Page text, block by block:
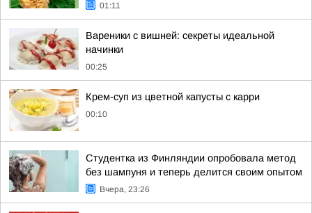
01:11
Вареники с вишней: секреты идеальной
начинки
00:25
Крем-суп из цветной капусты с карри
00:10
Студентка из Финляндии опробовала метод
без шампуня и теперь делится своим опытом
Вчера, 23:26